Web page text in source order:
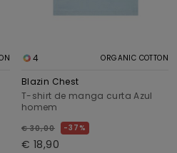
4 ORGANIC COTTON
Blazin Chest
T-shirt de manga curta Azul
homem
€ 30,00 37%
€ 18,90